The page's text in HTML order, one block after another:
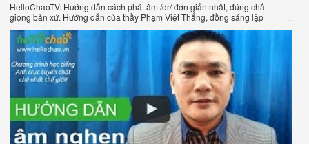
HelloChaoTV: Hướng dẫn cách phát âm /dr/ đơn giản nhất, đúng chất
giọng bản xứ. Hướng dẫn của thầy Phạm Việt Thắng, đồng sáng lập
HelloChao.vn - Chương trình dạy tiếng Anh trực tuyến chặt chẽ nhất thế
giới.